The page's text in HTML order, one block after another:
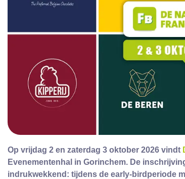
Op vrijdag 2 en zaterdag 3 oktober 2026 vindt
Evenementenhal in Gorinchem. De
indrukwekkend: tijdens de early-birdperiode